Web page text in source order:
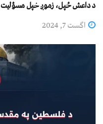
د داعش ځپل، زموږ خپل مسؤلیت
اگست 7, 2024